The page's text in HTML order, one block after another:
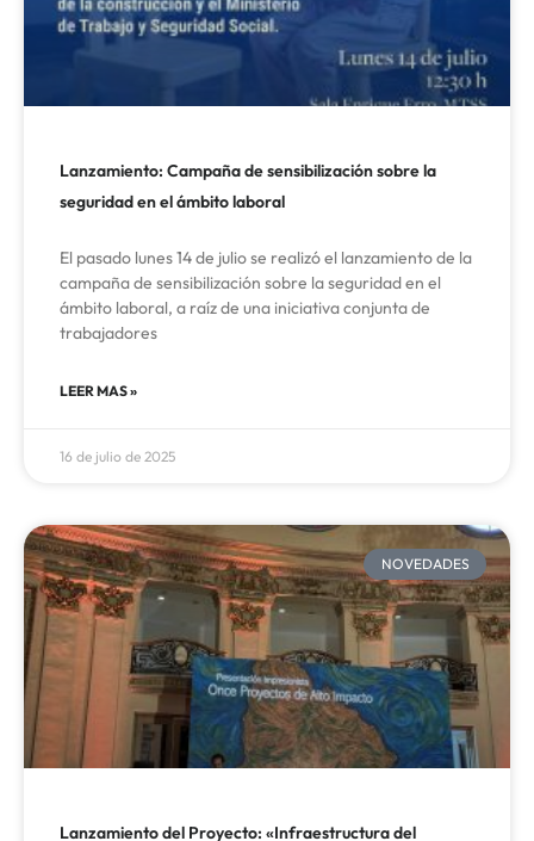
Lanzamiento: Campaña de sensibilización sobre la
seguridad en el ámbito laboral
El pasado lunes 14 de julio se realizó el lanzamiento de la
campaña de sensibilización sobre la seguridad en el
ámbito laboral, a raíz de una iniciativa conjunta de
trabajadores
LEER MAS »
16 de julio de 2025
NOVEDADES
Lanzamiento del Proyecto: «Infraestructura del